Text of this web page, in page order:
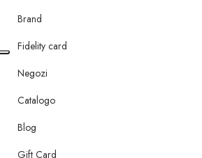
Brand
Fidelity card
Negozi
Catalogo
Blog
Gift Card